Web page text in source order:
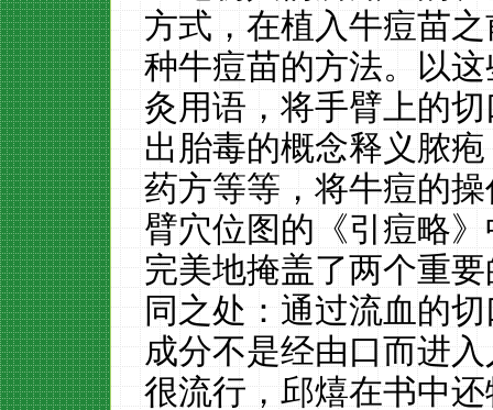
方式，在植入牛痘苗
种牛痘苗的方法。以
灸用语，将手臂上的
出胎毒的概念释义脓
药方等等，将牛痘的
臂穴位图的《引痘略
完美地掩盖了两个重
同之处：通过流血的
成分不是经由口而进
很流行，邱熺在书中